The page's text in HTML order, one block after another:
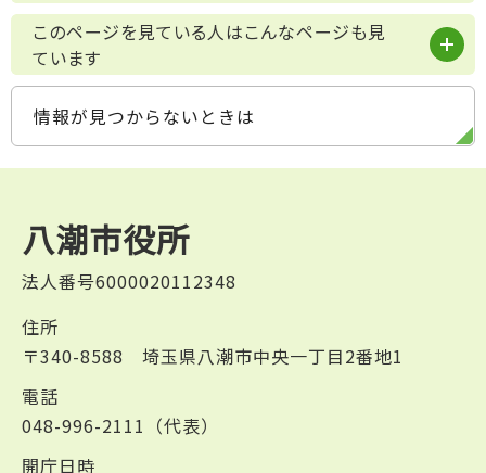
このページを見ている人はこんなページも見
ています
情報が見つからないときは
八潮市役所
法人番号6000020112348
住所
〒340-8588 埼玉県八潮市中央一丁目2番地1
電話
048-996-2111（代表）
開庁日時